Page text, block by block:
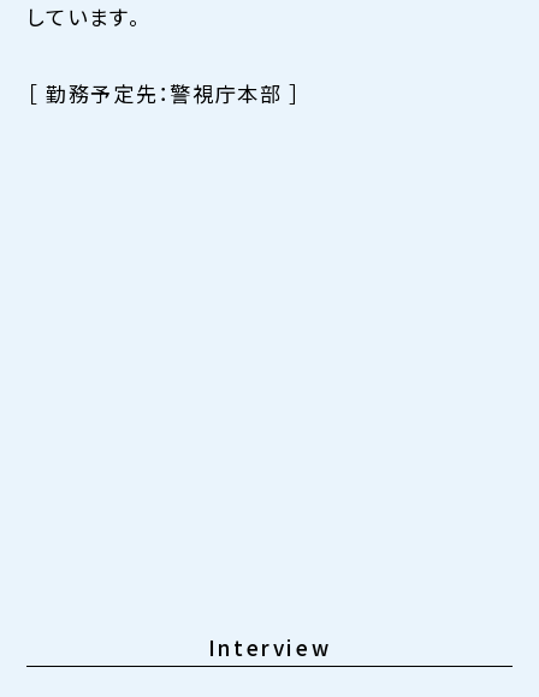
しています。
［ 勤務予定先：警視庁本部 ］
Interview